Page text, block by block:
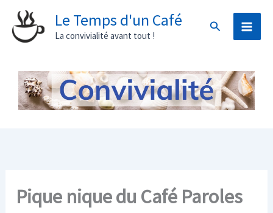
Aller
contenu
Le Temps d'un Café
La convivialité avant tout !
Rechercher
Pique nique du Café Paroles